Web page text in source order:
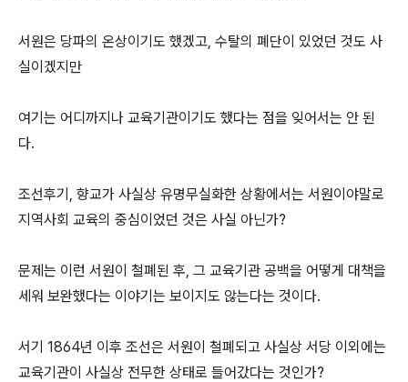
서원은 당파의 온상이기도 했겠고, 수탈의 폐단이 있었던 것도 사
실이겠지만
여기는 어디까지나 교육기관이기도 했다는 점을 잊어서는 안 된
다.
조선후기, 향교가 사실상 유명무실화한 상황에서는 서원이야말로
지역사회 교육의 중심이었던 것은 사실 아닌가?
문제는 이런 서원이 철폐된 후, 그 교육기관 공백을 어떻게 대책을
세워 보완했다는 이야기는 보이지도 않는다는 것이다.
서기 1864년 이후 조선은 서원이 철폐되고 사실상 서당 이외에는
교육기관이 사실상 전무한 상태로 들어갔다는 것인가?